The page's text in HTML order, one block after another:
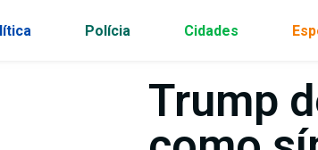
Polícia Cidades
Trump